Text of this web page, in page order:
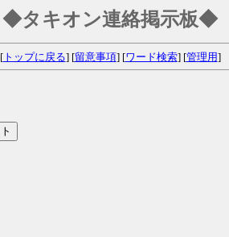
◆タキオン連絡掲示板◆
[トップに戻る] [留意事項] [ワード検索] [管理用]